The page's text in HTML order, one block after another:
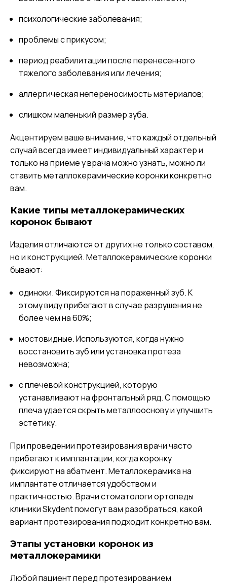
психологические заболевания;
проблемы с прикусом;
период реабилитации после перенесенного
тяжелого заболевания или лечения;
аллергическая непереносимость материалов;
слишком маленький размер зуба.
Акцентируем ваше внимание, что каждый отдельный
случай всегда имеет индивидуальный характер и
только на приеме у врача можно узнать, можно ли
ставить металлокерамические коронки конкретно
вам.
Какие типы металлокерамических
коронок бывают
Изделия отличаются от других не только составом,
но и конструкцией. Металлокерамические коронки
бывают:
одиноки. Фиксируются на пораженный зуб. К
этому виду прибегают в случае разрушения не
более чем на 60%;
мостовидные. Используются, когда нужно
восстановить зуб или установка протеза
невозможна;
с плечевой конструкцией, которую
устанавливают на фронтальный ряд. С помощью
плеча удается скрыть металлооснову и улучшить
эстетику.
При проведении протезирования врачи часто
прибегают к имплантации, когда коронку
фиксируют на абатмент. Металлокерамика на
имплантате отличается удобством и
практичностью. Врачи стоматологи ортопеды
клиники Skydent помогут вам разобраться, какой
вариант протезирования подходит конкретно вам.
Этапы установки коронок из
металлокерамики
Любой пациент перед протезированием